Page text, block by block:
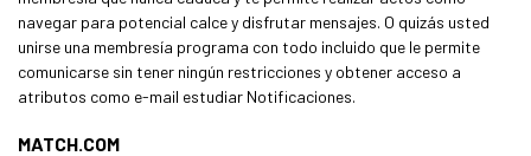
navegar para potencial calce y disfrutar mensajes. O quizás usted
unirse una membresía programa con todo incluido que le permite
comunicarse sin tener ningún restricciones y obtener acceso a
atributos como e-mail estudiar Notificaciones.
MATCH.COM